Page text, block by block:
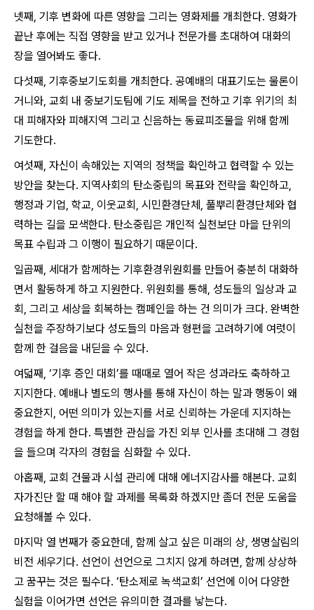
넷째, 기후 변화에 따른 영향을 그리는 영화제를 개최한다. 영화가
끝난 후에는 직접 영향을 받고 있거나 전문가를 초대하여 대화의
장을 열어봐도 좋다.
다섯째, 기후중보기도회를 개최한다. 공예배의 대표기도는 물론이
거니와, 교회 내 중보기도팀에 기도 제목을 전하고 기후 위기의 최
대 피해자와 피해지역 그리고 신음하는 동료피조물을 위해 함께
기도한다.
여섯째, 자신이 속해있는 지역의 정책을 확인하고 협력할 수 있는
방안을 찾는다. 지역사회의 탄소중립의 목표와 전략을 확인하고,
행정과 기업, 학교, 이웃교회, 시민환경단체, 풀뿌리환경단체와 협
력하는 길을 모색한다. 탄소중립은 개인적 실천보단 마을 단위의
목표 수립과 그 이행이 필요하기 때문이다.
일곱째, 세대가 함께하는 기후환경위원회를 만들어 충분히 대화하
면서 활동하게 하고 지원한다. 위원회를 통해, 성도들의 일상과 교
회, 그리고 세상을 회복하는 캠페인을 하는 건 의미가 크다. 완벽한
실천을 주장하기보다 성도들의 마음과 형편을 고려하기에 여럿이
함께 한 걸음을 내딛을 수 있다.
여덟째, ‘기후 증인 대회’를 때때로 열어 작은 성과라도 축하하고
지지한다. 예배나 별도의 행사를 통해 자신이 하는 말과 행동이 왜
중요한지, 어떤 의미가 있는지를 서로 신뢰하는 가운데 지지하는
경험을 하게 한다. 특별한 관심을 가진 외부 인사를 초대해 그 경험
을 들으며 각자의 경험을 심화할 수 있다.
아홉째, 교회 건물과 시설 관리에 대해 에너지감사를 해본다. 교회
자가진단 할 때 해야 할 과제를 목록화 하겠지만 좀더 전문 도움을
요청해볼 수 있다.
마지막 열 번째가 중요한데, 함께 살고 싶은 미래의 상, 생명살림의
비전 세우기다. 선언이 선언으로 그치지 않게 하려면, 함께 상상하
고 꿈꾸는 것은 필수다. ‘탄소제로 녹색교회’ 선언에 이어 다양한
실험을 이어가면 선언은 유의미한 결과를 낳는다.